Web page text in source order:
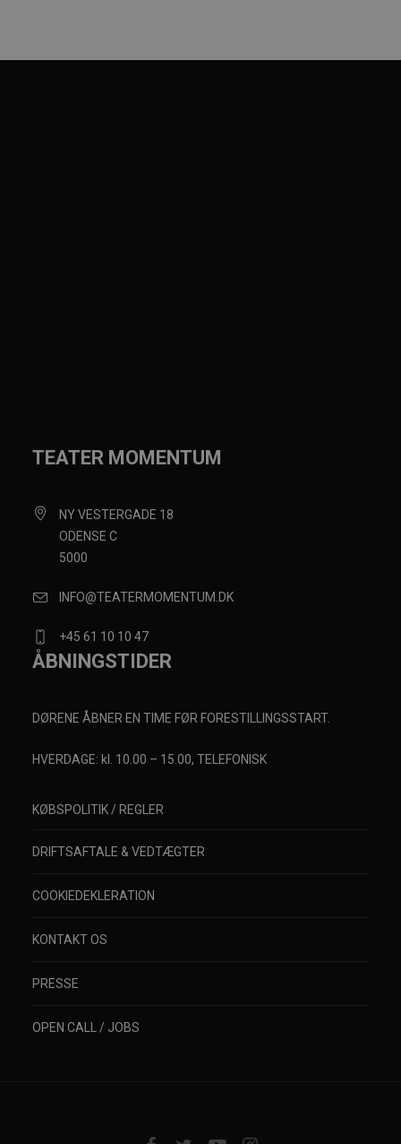
TEATER MOMENTUM
NY VESTERGADE 18
ODENSE C
5000
INFO@TEATERMOMENTUM.DK
+45 61 10 10 47
ÅBNINGSTIDER
DØRENE ÅBNER EN TIME FØR FORESTILLINGSSTART.
HVERDAGE: kl. 10.00 – 15.00, TELEFONISK
KØBSPOLITIK / REGLER
DRIFTSAFTALE & VEDTÆGTER
COOKIEDEKLERATION
KONTAKT OS
PRESSE
OPEN CALL / JOBS